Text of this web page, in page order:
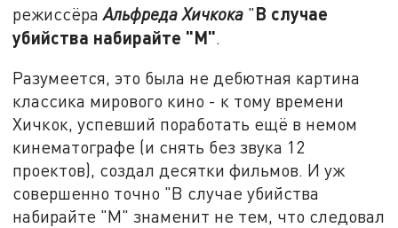
режиссёраАльфреда Хичкока "В случае
убийства набирайте "М".
Разумеется, это была не дебютная картина
классика мирового кино - к тому времени
Хичкок, успевший поработать ещё в немом
кинематографе (и снять без звука 12
проектов), создал десятки фильмов. И уж
совершенно точно "В случае убийства
набирайте "М" знаменит не тем, что следовал